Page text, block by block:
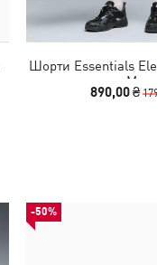
Шорти Essentials
Men
890,00 ₴
-50%